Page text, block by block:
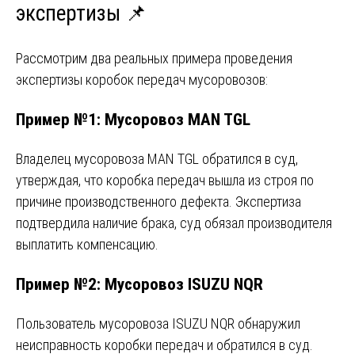
экспертизы 📌
Рассмотрим два реальных примера проведения
экспертизы коробок передач мусоровозов:
Пример №1: Мусоровоз MAN TGL
Владелец мусоровоза MAN TGL обратился в суд,
утверждая, что коробка передач вышла из строя по
причине производственного дефекта. Экспертиза
подтвердила наличие брака, суд обязал производителя
выплатить компенсацию.
Пример №2: Мусоровоз ISUZU NQR
Пользователь мусоровоза ISUZU NQR обнаружил
неисправность коробки передач и обратился в суд.